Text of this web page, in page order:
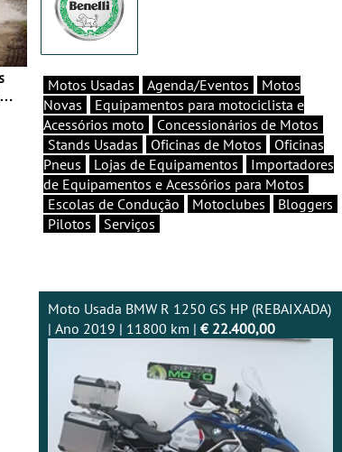
Motos Usadas Agenda/Eventos
Motos
Novas
Equipamentos para motociclista e
Acessórios moto
Concessionários de Motos
Stands Usadas
Oficinas de Motos
Oficinas
Pneus
Lojas de Equipamentos
Importadores
de Equipamentos e Acessórios para Motos
Escolas de Condução
Motoclubes
Bloggers
Pilotos
Serviços
Moto Usada BMW R 1250 GS HP (REBAIXADA)
| Ano 2019 | 11800 km | € 22.400,00